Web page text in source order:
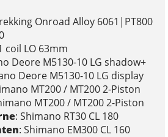
Onroad Alloy 6061|PT800
coil LO 63mm
Deore M5130-10 LG shadow+
Deore M5130-10 LG display
MT200 / MT200 2-Piston
MT200 / MT200 2-Piston
: Shimano RT30 CL 180
: Shimano EM300 CL 160